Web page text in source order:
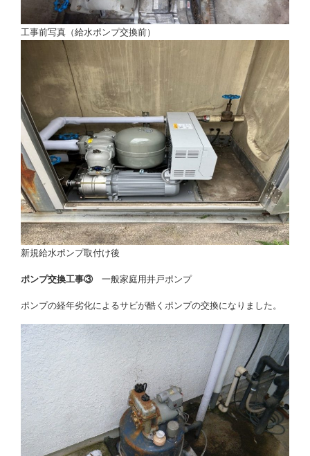
工事前写真（給水ポンプ交換前）
新規給水ポンプ取付け後
ポンプ交換工事③ 一般家庭用井戸ポンプ
ポンプの経年劣化によるサビが酷くポンプの交換になりました。